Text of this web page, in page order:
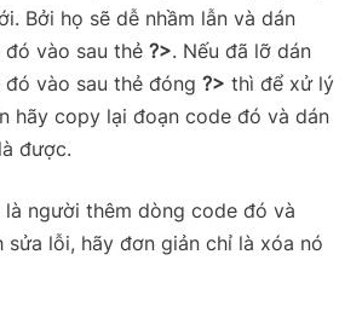
Bởi họ sẽ dễ nhầm lẫn và dán
vào sau thẻ ?>. Nếu đã lỡ dán
vào sau thẻ đóng ?> thì để xử lý
hãy copy lại đoạn code đó và dán
là được.
là người thêm dòng code đó và
sửa lỗi, hãy đơn giản chỉ là xóa nó